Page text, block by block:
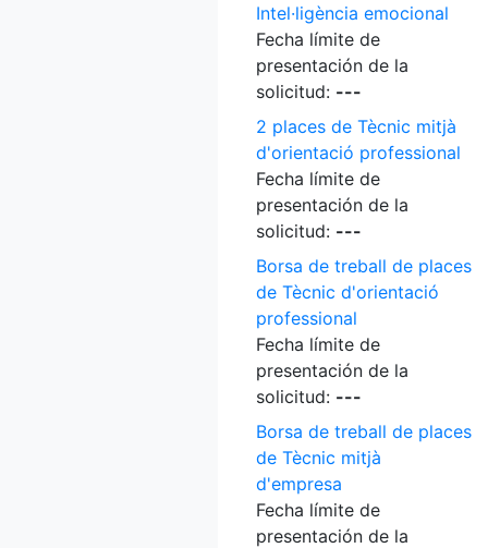
Intel·ligència emocional
Fecha límite de
presentación de la
solicitud: ---
2 places de Tècnic mitjà
d'orientació professional
Fecha límite de
presentación de la
solicitud: ---
Borsa de treball de places
de Tècnic d'orientació
professional
Fecha límite de
presentación de la
solicitud: ---
Borsa de treball de places
de Tècnic mitjà
d'empresa
Fecha límite de
presentación de la